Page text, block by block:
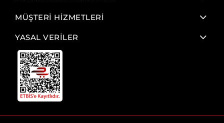
MÜŞTERİ HİZMETLERİ
YASAL VERİLER